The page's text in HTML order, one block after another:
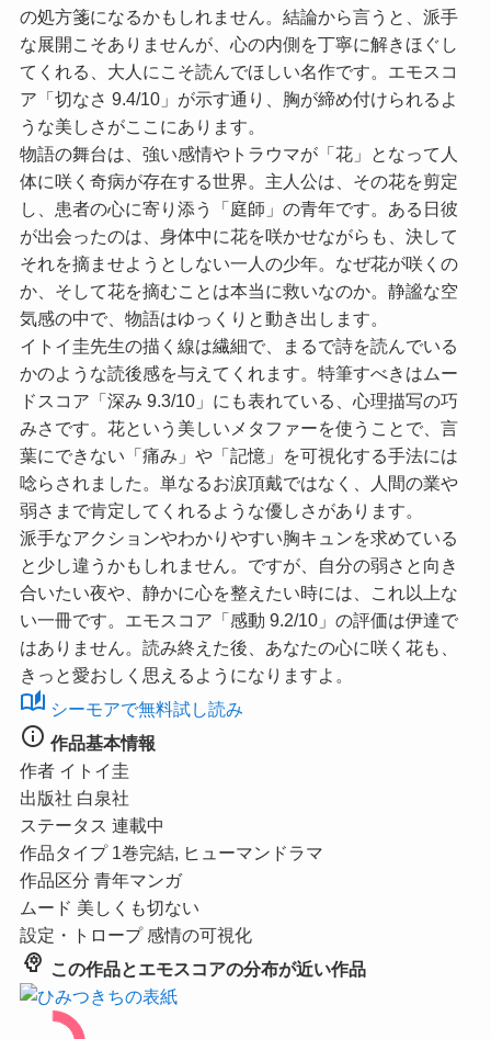
の処方箋になるかもしれません。結論から言うと、派手
な展開こそありませんが、心の内側を丁寧に解きほぐし
てくれる、大人にこそ読んでほしい名作です。
エモスコ
ア「切なさ 9.4/10」 が示す通り、胸が締め付けられるよ
うな美しさがここにあります。
物語の舞台は、強い感情やトラウマが「花」となって人
体に咲く奇病が存在する世界。主人公は、その花を剪定
し、患者の心に寄り添う「庭師」の青年です。ある日彼
が出会ったのは、身体中に花を咲かせながらも、決して
それを摘ませようとしない一人の少年。なぜ花が咲くの
か、そして花を摘むことは本当に救いなのか。静謐な空
気感の中で、物語はゆっくりと動き出します。
イトイ圭先生の描く線は繊細で、まるで詩を読んでいる
かのような読後感を与えてくれます。特筆すべきはムー
ドスコア 「深み 9.3/10」 にも表れている、心理描写の巧
みさです。花という美しいメタファーを使うことで、言
葉にできない「痛み」や「記憶」を可視化する手法には
唸らされました。単なるお涙頂戴ではなく、人間の業や
弱さまで肯定してくれるような優しさがあります。
派手なアクションやわかりやすい胸キュンを求めている
と少し違うかもしれません。ですが、自分の弱さと向き
合いたい夜や、静かに心を整えたい時には、これ以上な
い一冊です。
エモスコア「感動 9.2/10」 の評価は伊達で
はありません。読み終えた後、あなたの心に咲く花も、
きっと愛おしく思えるようになりますよ。
auto_stories シーモアで無料試し読み
info 作品基本情報
作者 イトイ圭
出版社 白泉社
ステータス 連載中
作品タイプ 1巻完結, ヒューマンドラマ
作品区分 青年マンガ
ムード 美しくも切ない
設定・トロープ 感情の可視化
psychology この作品とエモスコアの分布が近い作品